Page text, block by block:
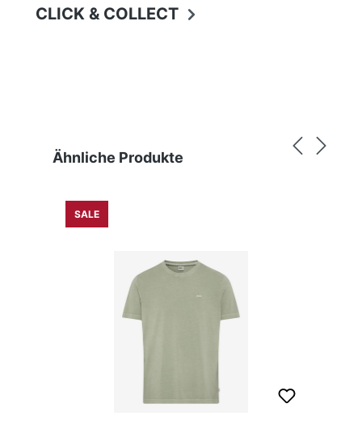
CLICK & COLLECT
Produktgalerie überspringen
Ähnliche Produkte
SALE